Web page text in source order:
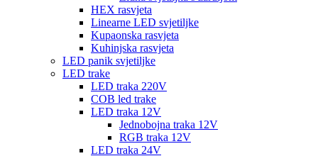
HEX rasvjeta
Linearne LED svjetiljke
Kupaonska rasvjeta
Kuhinjska rasvjeta
LED panik svjetiljke
LED trake
LED traka 220V
COB led trake
LED traka 12V
Jednobojna traka 12V
RGB traka 12V
LED traka 24V